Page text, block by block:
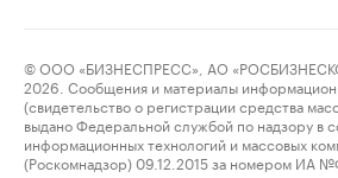
© ООО «БИЗНЕСПРЕСС», АО
2026. Сообщения и материалы
(свидетельство о регистрации средства
выдано Федеральной службой по надзору в
информационных технологий и массовых
(Роскомнадзор) 09.12.2015 за номером ИА